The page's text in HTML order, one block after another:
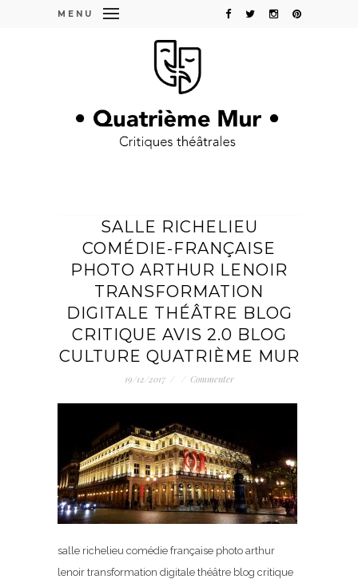
MENU
SALLE RICHELIEU
COMÉDIE-FRANÇAISE
PHOTO ARTHUR LENOIR
TRANSFORMATION
DIGITALE THÉÂTRE BLOG
CRITIQUE AVIS 2.0 BLOG
CULTURE QUATRIÈME MUR
19/12/2017 / / Commenter
salle richelieu comédie française photo arthur
lenoir transformation digitale théâtre blog critique